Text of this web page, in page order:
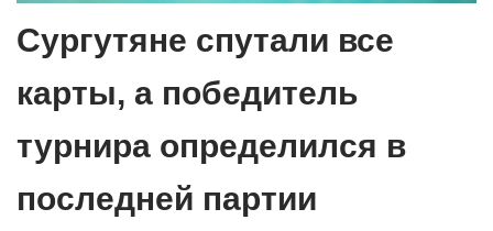
Сургутяне спутали все
карты, а победитель
турнира определился в
последней партии